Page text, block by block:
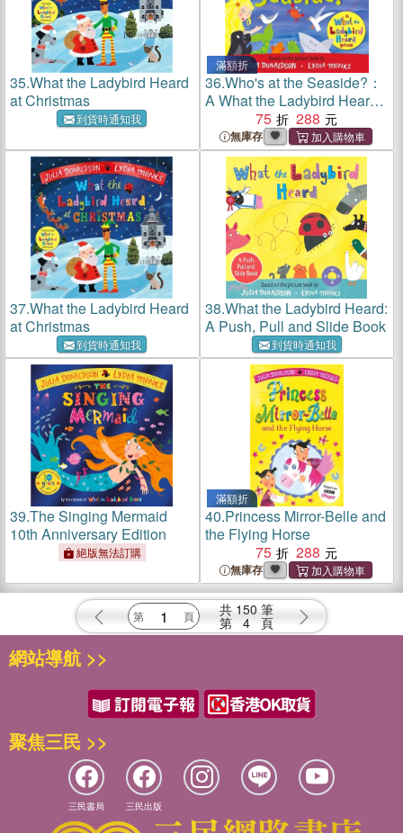
35.What the Ladybird Heard
at Christmas
到貨時通知我
滿額折
36.Who's at the Seaside?：
A What the Ladybird Heard
75 288
無庫存
37.What the Ladybird Heard
at Christmas
到貨時通知我
38.What the Ladybird Heard:
A Push, Pull and Slide Book
到貨時通知我
39.The Singing Mermaid
10th Anniversary Edition
絕版無法訂購
滿額折
40.Princess Mirror-Belle and
the Flying Horse
75
288
無庫存
共 150 筆
第 4 頁
網站導航 >>
聚焦三民 >>
三民書局 三民出版